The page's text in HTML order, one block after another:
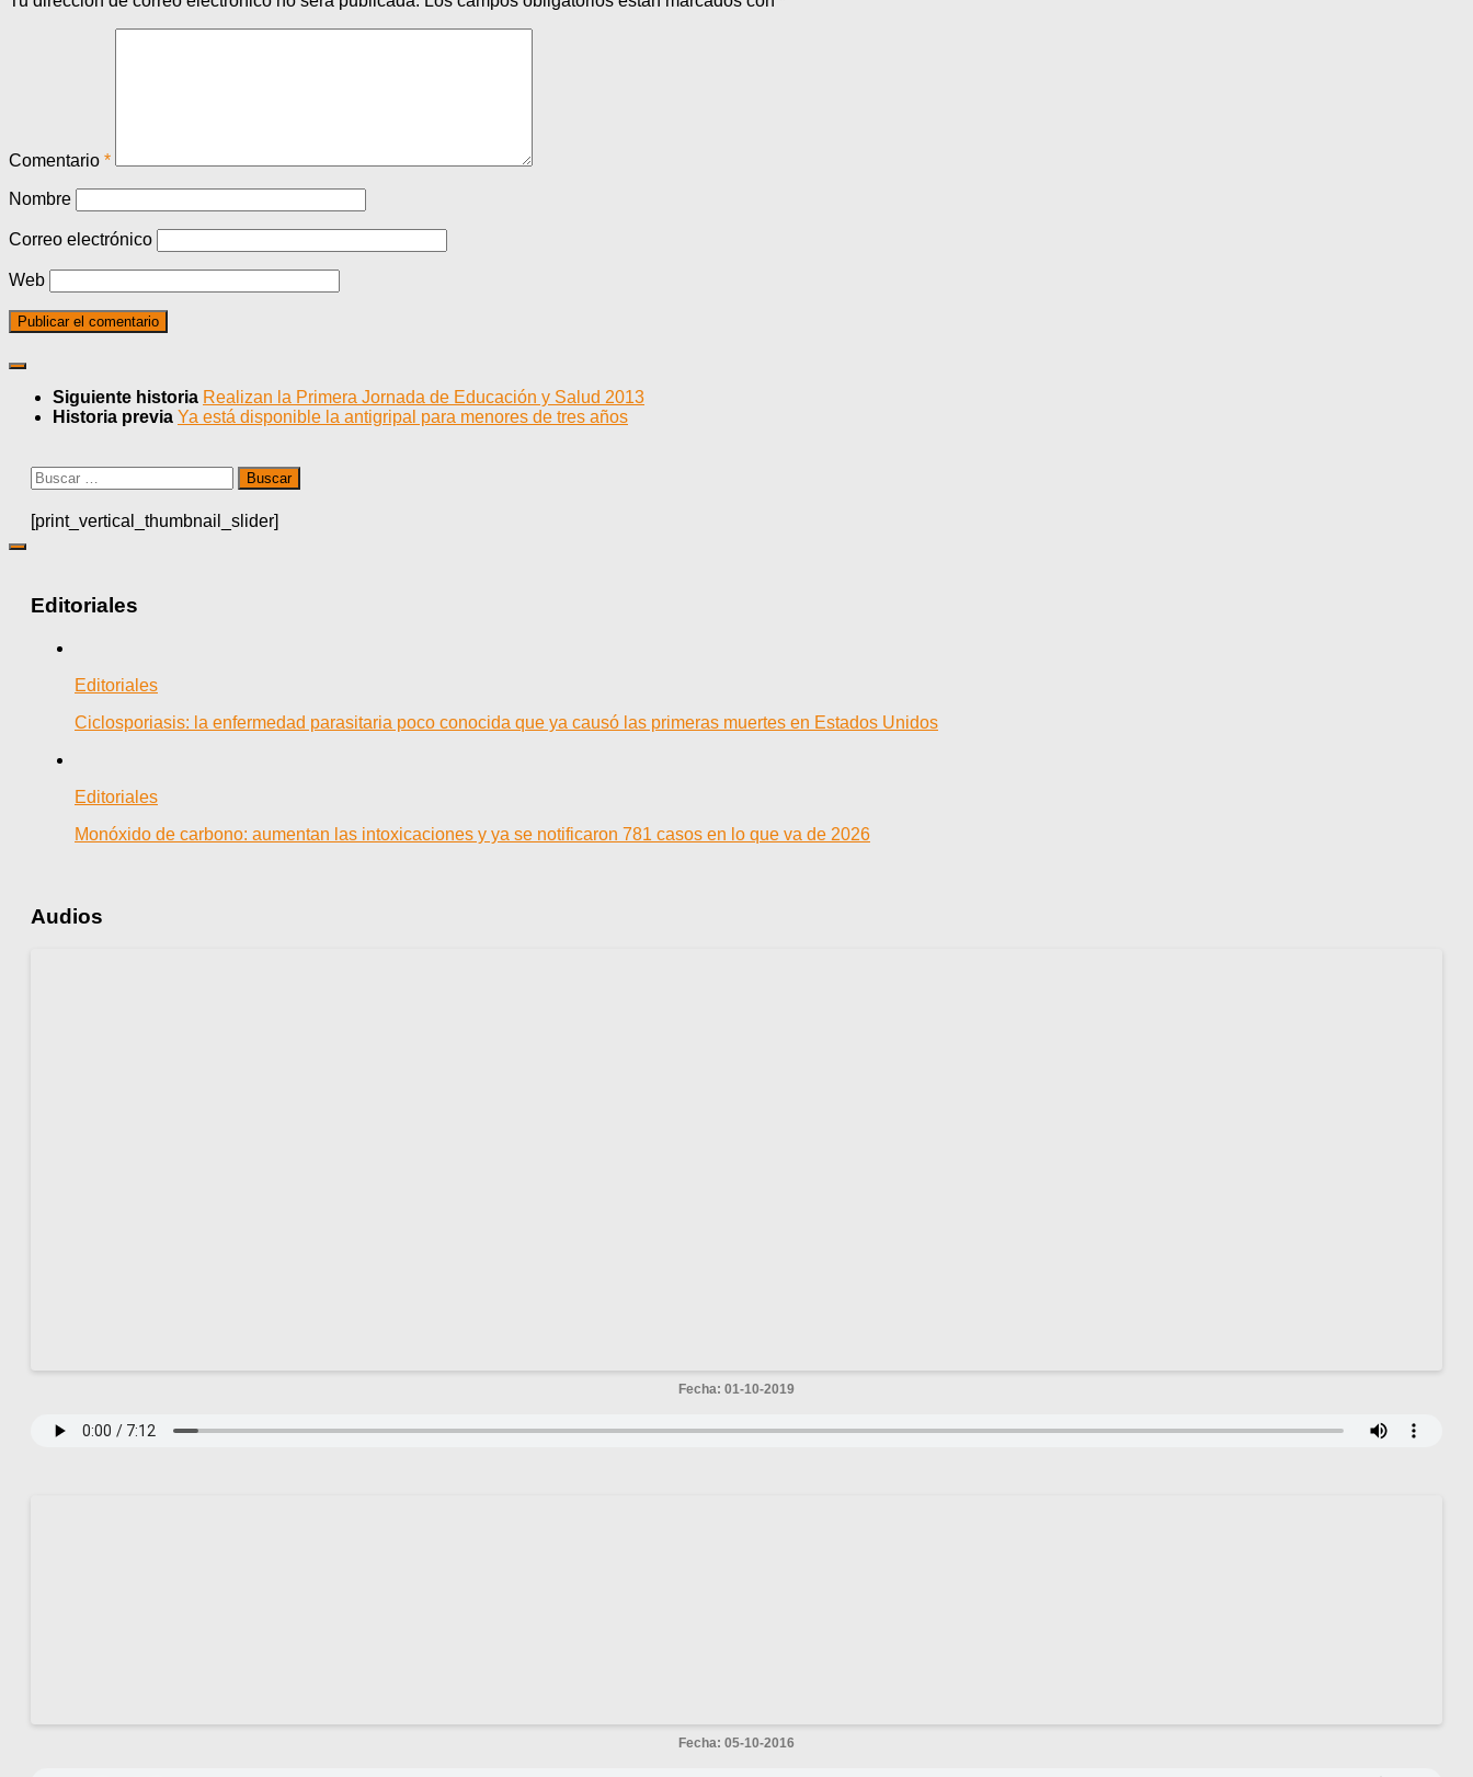
Comentario *
Nombre
Correo electrónico
Web
Siguiente historia Realizan la Primera Jornada de Educación y Salud 2013
Historia previa Ya está disponible la antigripal para menores de tres años
Buscar:
[print_vertical_thumbnail_slider]
Editoriales
Editoriales
Ciclosporiasis: la enfermedad parasitaria poco conocida que ya causó las primeras muertes en Estados Unidos
Editoriales
Monóxido de carbono: aumentan las intoxicaciones y ya se notificaron 781 casos en lo que va de 2026
Audios
Fecha: 01-10-2019
Fecha: 05-10-2016